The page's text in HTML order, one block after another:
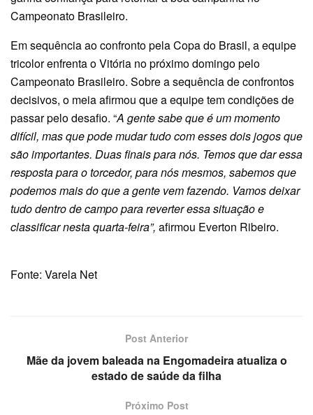
Campeonato Brasileiro.
Em sequência ao confronto pela Copa do Brasil, a equipe
tricolor enfrenta o Vitória no próximo domingo pelo
Campeonato Brasileiro. Sobre a sequência de confrontos
decisivos, o meia afirmou que a equipe tem condições de
passar pelo desafio. “A gente sabe que é um momento
difícil, mas que pode mudar tudo com esses dois jogos que
são importantes. Duas finais para nós. Temos que dar essa
resposta para o torcedor, para nós mesmos, sabemos que
podemos mais do que a gente vem fazendo. Vamos deixar
tudo dentro de campo para reverter essa situação e
classificar nesta quarta-feira”, afirmou Everton Ribeiro.
Fonte: Varela Net
Post Anterior
Mãe da jovem baleada na Engomadeira atualiza o
estado de saúde da filha
Próximo Post